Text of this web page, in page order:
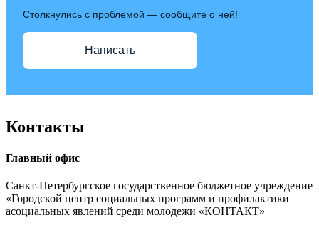
Столкнулись с проблемой — сообщите о ней!
Написать
Контакты
Главный офис
Санкт-Петербургское государственное бюджетное учреждение
«Городской центр социальных программ и профилактики
асоциальных явлений среди молодежи «КОНТАКТ»